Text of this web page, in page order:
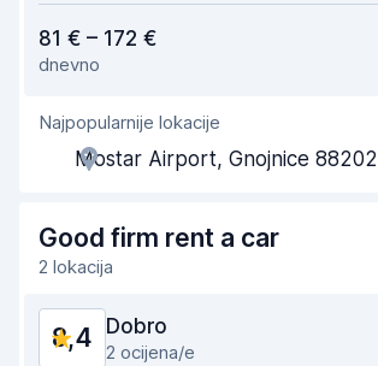
Lakoća pronalaženja
Pomoć agenta
Brzina preuzimanja vozila
Brzina vraćanja vozila
Čistoća automobila
Stanje vozila
81 € – 172 €
dnevno
Najpopularnije lokacije
Mostar Airport, Gnojnice 88202
Good firm rent a car
2 lokacija
8,4 Dobro
2 ocijena/e